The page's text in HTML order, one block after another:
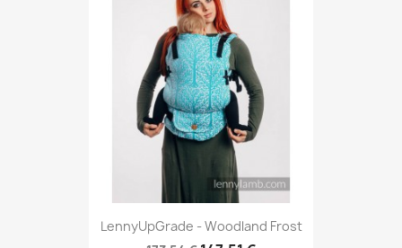
LennyUpGrade - Woodland Frost